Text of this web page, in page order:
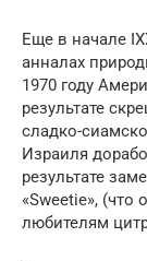
Еще в начале
анналах
1970 году
результате
сладко-
Израиля
результате
«Sweetie», (что
любителям